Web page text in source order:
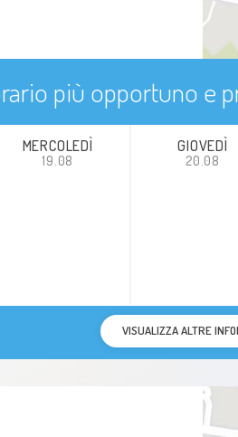
più opportuno e
MERCOLEDÌ
19.08
GIOVEDÌ
20.08
VISUALIZZA ALTRE